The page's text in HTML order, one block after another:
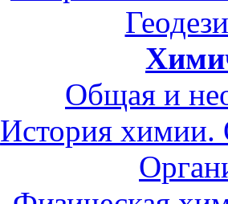
Общая и
История